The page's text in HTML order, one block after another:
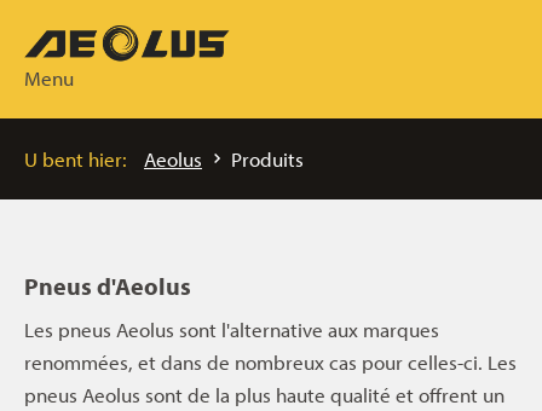
Menu
U bent hier: Aeolus Produits
Pneus d'Aeolus
Les pneus Aeolus sont l'alternative aux marques
renommées, et dans de nombreux cas pour celles-ci. Les
pneus Aeolus sont de la plus haute qualité et offrent un